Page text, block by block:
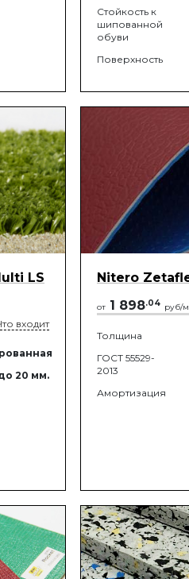
Стойкость к
шипованной
обуви
Поверхность
LS
входит
20 мм.
Nitero
от 1 898.04 руб/м
Толщина
ГОСТ 55529-
2013
Амортизация